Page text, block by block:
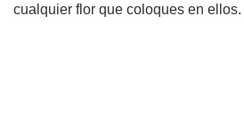
cualquier flor que coloques en ellos.